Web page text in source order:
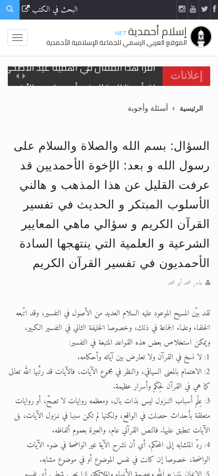
البحث في الكتب
إسلام أحمدية.NET
الموقع العربي الرسمي للجماعة الإسلامية الأحمدية
إعلانات
اقرأ هذا المقال في أهمية عيد
تعميم هامّ لأفراد الجماعة >> المزيد
تعميم هامّ لأفراد الجماعة >> المزيد
اقرأ هذا الكتاب وتعرّف على حقيقة
الحجّ.. دلالات، حِكم، وأهداف >> المزيد
اقرأ هذا المقال في أهمية عيد
الرئيسية أسئلة وأجوبة
السؤال: بسم الله والصلاة والسلام على
رسول الله و بعد: الإخوة الأحمديين قد
عرفت القليل عن هذا المذهب و هالني
الأسلوب المبتكر و الحديث في تفسير
القرآن الكريم و سؤالي ماهي المعايير
الشرعية و العلمية التي ينتهجها السادة
الأحمديون في تفسير القرآن الكريم
عامر محمد أبو محمد
لقد بيّن المسيح الموعود عليه السلام العديد من الأصول في التفسير، وقد اتّبعه
الخلفاء وعلماء الجماعة في ذلك، وخصوصا الخليفة الثاني في التفسير الكبير،
ويمكن استخلاص بعض هذه القواعد المتبعة في التفسير:
1: لا نسخ في القرآن ولا تعارض بين آياته وأحكامه.
2: الاهتمام بالمعنى السياقي، والنظر في مجموع الآيات، فالآيات قد رتَّبها الله تعالى
كما هي في القرآن لحِكَم وأسرار عظيمة.
3: عِلْم أسباب النـزول ليس بذات بال، ومعظمه روايات لا تصحّ، أو روايات
متعلقة بأحداث حصلت في الواقع، ولكنها لم تكن سببا في نـزول الآيات، بل
الآيات تنطبق عليها. فالنص القرآني عام، والعبرة بعموم ألفاظه.
4: ردّ المتشابه إلى المحكم، أي أن نشرح الآية غير الواضحة في ضوء الآيات
الواضحة، خصوصا إن كانت في نفس الموضوع أو في موضوع مشابه.